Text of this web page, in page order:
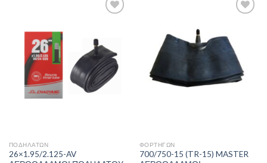
Πρόσθήκη
στην λίστα
επιθυμιών
ΠΟΔΗΛΆΤΩΝ
26×1.95/2.125-AV
Πρόσθήκη
στην λίστα
επιθυμιών
ΦΟΡΤΗΓΏΝ
700/750-15 (TR-15) MASTER